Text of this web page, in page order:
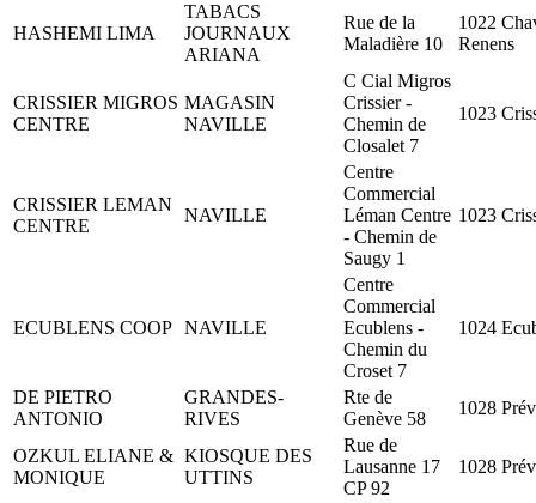
HASHEMI LIMA
TABACS
JOURNAUX
ARIANA
Rue de la
Maladière 10
1022
Renens
CRISSIER MIGROS
CENTRE
MAGASIN
NAVILLE
C Cial Migros
Crissier -
Chemin de
Closalet 7
1023
CRISSIER LEMAN
CENTRE
NAVILLE
Centre
Commercial
Léman Centre
- Chemin de
Saugy 1
1023
ECUBLENS COOP NAVILLE
Centre
Commercial
Ecublens -
Chemin du
Croset 7
1024
DE PIETRO
ANTONIO
GRANDES-
RIVES
Rte de
Genève 58
1028
OZKUL ELIANE &
MONIQUE
KIOSQUE DES
UTTINS
Rue de
Lausanne 17
CP 92
1028